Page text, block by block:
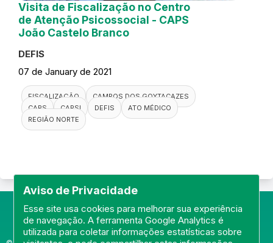
Aviso de Privacidade
Esse site usa cookies para melhorar sua experiência
de navegação. A ferramenta Google Analytics é
utilizada para coletar informações estatísticas sobre
Visita de Fiscalização no Centro
de Atenção Psicossocial - CAPS
João Castelo Branco
DEFIS
07 de January de 2021
FISCALIZAÇÃO
CAMPOS DOS GOYTACAZES
CAPS
CAPSI DEFIS
ATO MÉDICO
REGIÃO NORTE